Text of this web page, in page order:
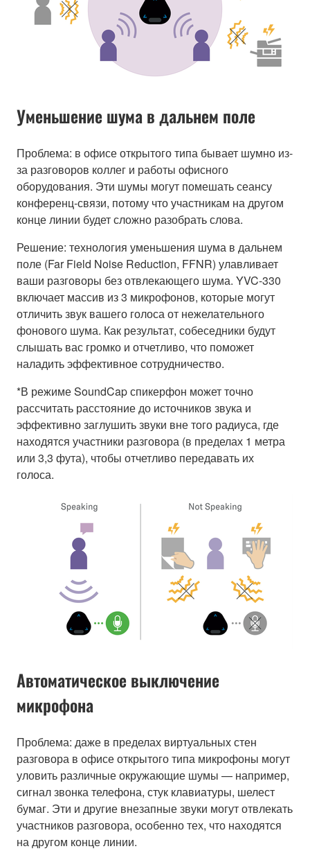
Уменьшение шума в дальнем поле
Проблема: в офисе открытого типа бывает шумно из-
за разговоров коллег и работы офисного
оборудования. Эти шумы могут помешать сеансу
конференц-связи, потому что участникам на другом
конце линии будет сложно разобрать слова.
Решение: технология уменьшения шума в дальнем
поле (Far Field Noise Reduction, FFNR) улавливает
ваши разговоры без отвлекающего шума. YVC-330
включает массив из 3 микрофонов, которые могут
отличить звук вашего голоса от нежелательного
фонового шума. Как результат, собеседники будут
слышать вас громко и отчетливо, что поможет
наладить эффективное сотрудничество.
*В режиме SoundCap спикерфон может точно
рассчитать расстояние до источников звука и
эффективно заглушить звуки вне того радиуса, где
находятся участники разговора (в пределах 1 метра
или 3,3 фута), чтобы отчетливо передавать их
голоса.
Автоматическое выключение
микрофона
Проблема: даже в пределах виртуальных стен
разговора в офисе открытого типа микрофоны могут
уловить различные окружающие шумы — например,
сигнал звонка телефона, стук клавиатуры, шелест
бумаг. Эти и другие внезапные звуки могут отвлекать
участников разговора, особенно тех, что находятся
на другом конце линии.